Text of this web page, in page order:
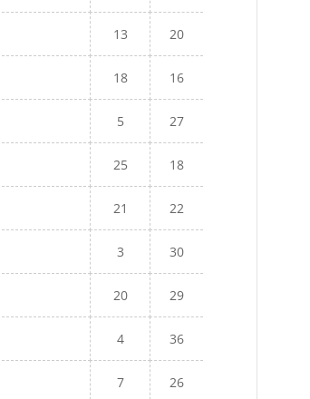
13 20
18 16
5 27
25 18
21 22
3 30
20 29
4 36
7 26